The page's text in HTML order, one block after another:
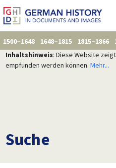
1500–1648 1648–1815 1815–1866
Inhaltshinweis: Diese Website
empfunden werden können. Mehr...
Suche